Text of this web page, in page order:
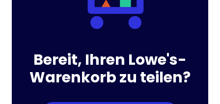
Bereit, Ihren Lowe's-
Warenkorb zu teilen?